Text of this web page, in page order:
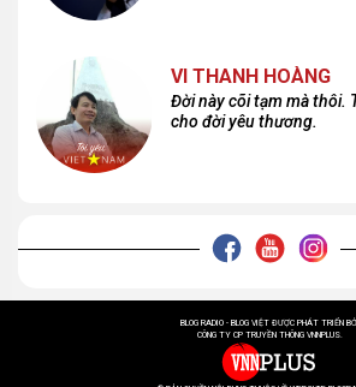
VI THANH HOÀNG
Đời này cõi tạm mà thôi.
cho đời yêu thương.
BLOG RADIO - BLOG VIỆT ĐƯỢC PHÁT TRIỂN
CÔNG TY CP TRUYỀN THÔNG VNNPLUS.